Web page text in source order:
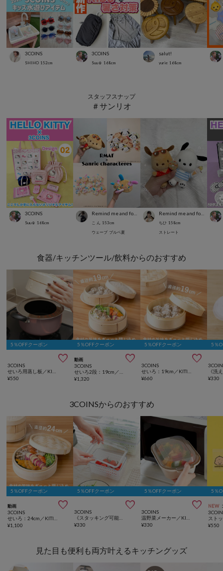
3COINS
SHIHO 152cm
3COINS
Suu☺︎ 168cm
salut!
yurie 168cm
スタッフスナップ
＃サンリオ
3COINS
Suu☺︎ 168cm こ ん 153cm
ウェーブ ブルベ夏
Remind me and forever
ちひ 158cm
ストレート
食器/キッチンツール/飲料からのおすすめ
5％OFFクーポン

3COINS
¥550
5％OFFクーポン
動画 
3COINS
¥1,320
5％OFFクーポン

3COINS
¥660
5％
¥330
3COINSからのおすすめ
5％OFFクーポン
動画 
3COINS
¥1,100
5％OFFクーポン

3COINS
¥330
5％OFFクーポン

3COINS
¥330
5％
NEW
¥550
見た目も便利も両方叶えるキッチングッズ